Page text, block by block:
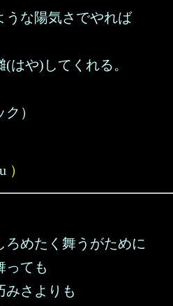
うな陽気さでやれば
はや)してくれる。
）
）
ろめたく舞うがために
っても
みさよりも